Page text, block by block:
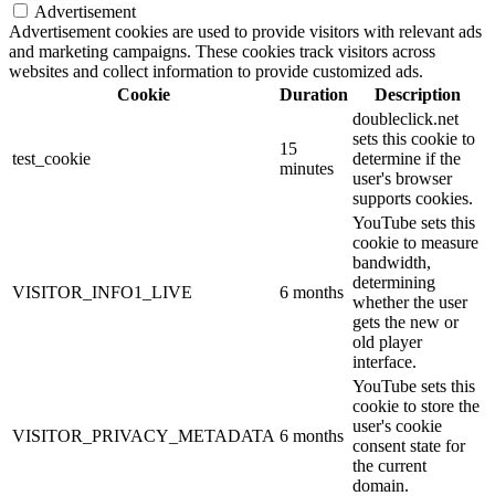
Advertisement
Advertisement cookies are used to provide visitors with relevant ads
and marketing campaigns. These cookies track visitors across
websites and collect information to provide customized ads.
Cookie
Duration Description
test_cookie
15
minutes
doubleclick.net
sets this cookie to
determine if the
user's browser
supports cookies.
VISITOR_INFO1_LIVE 6 months
YouTube sets this
cookie to measure
bandwidth,
determining
whether the user
gets the new or
old player
interface.
VISITOR_PRIVACY_METADATA 6 months
YouTube sets this
cookie to store the
user's cookie
consent state for
the current
domain.